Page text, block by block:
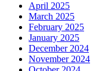
April 2025
March 2025
February 2025
January 2025
December 2024
November 2024